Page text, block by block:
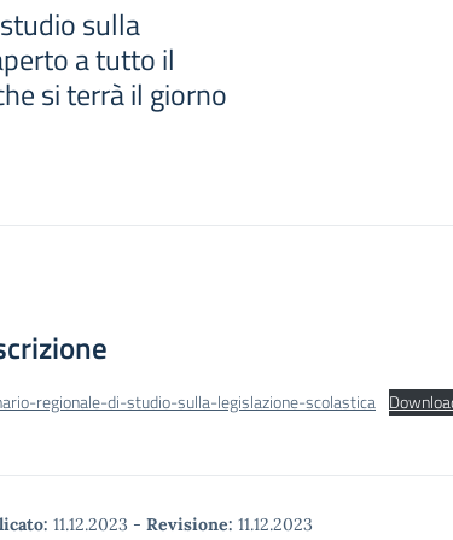
sulla
a tutto il
si terrà il giorno
regionale-di-studio-sulla-legislazione-scolastica
11.12.2023 - Revisione: 11.12.2023